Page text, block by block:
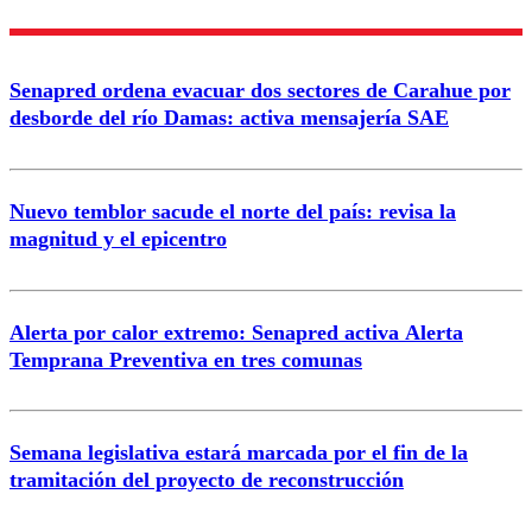
Enviar comentario
Senapred ordena evacuar dos sectores de Carahue por
desborde del río Damas: activa mensajería SAE
Nuevo temblor sacude el norte del país: revisa la
magnitud y el epicentro
Alerta por calor extremo: Senapred activa Alerta
Temprana Preventiva en tres comunas
Semana legislativa estará marcada por el fin de la
tramitación del proyecto de reconstrucción